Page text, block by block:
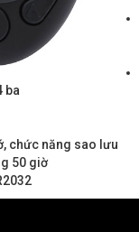
ba
chức năng sao lưu
50 giờ